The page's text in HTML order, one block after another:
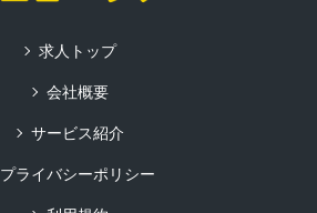
求人トップ
会社概要
サービス紹介
プライバシーポリシー